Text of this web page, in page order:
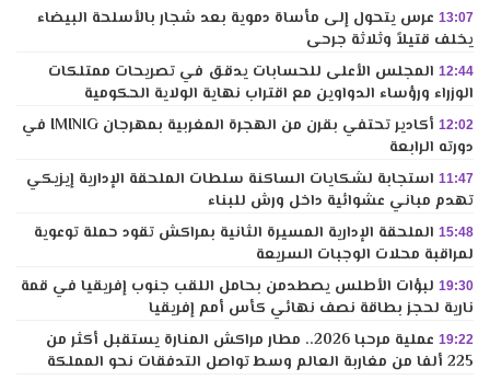
13:07 عرس يتحول إلى مأساة دموية بعد شجار بالأسلحة البيضاء
يخلف قتيلاً وثلاثة جرحى
12:44 المجلس الأعلى للحسابات يدقق في تصريحات ممتلكات
الوزراء ورؤساء الدواوين مع اقتراب نهاية الولاية الحكومية
12:02
أكادير تحتفي بقرن من الهجرة المغربية بمهرجان IMINIG في
دورته الرابعة
11:47 استجابة لشكايات الساكنة سلطات الملحقة الإدارية إيزيكي
تهدم مباني عشوائية داخل ورش للبناء
15:48 الملحقة الإدارية المسيرة الثانية بمراكش تقود حملة توعوية
لمراقبة محلات الوجبات السريعة
19:30 لبؤات الأطلس يصطدمن بحامل اللقب جنوب إفريقيا في قمة
نارية لحجز بطاقة نصف نهائي كأس أمم إفريقيا
19:22
عملية مرحبا 2026.. مطار مراكش المنارة يستقبل أكثر من
225 ألفا من مغاربة العالم وسط تواصل التدفقات نحو المملكة